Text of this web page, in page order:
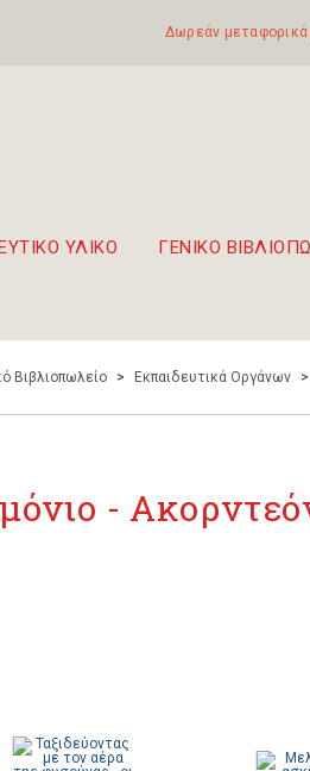
Δωρεάν
ΥΛΙΚΟ ΓΕΝΙΚΟ
Βιβλιοπωλείο > Εκπαιδευτικά Οργάνων >
-